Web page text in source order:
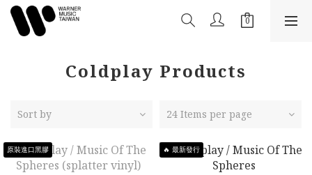
Coldplay Products
Sort by 24 Items per page
原裝進口黑膠 🔥 最新發行